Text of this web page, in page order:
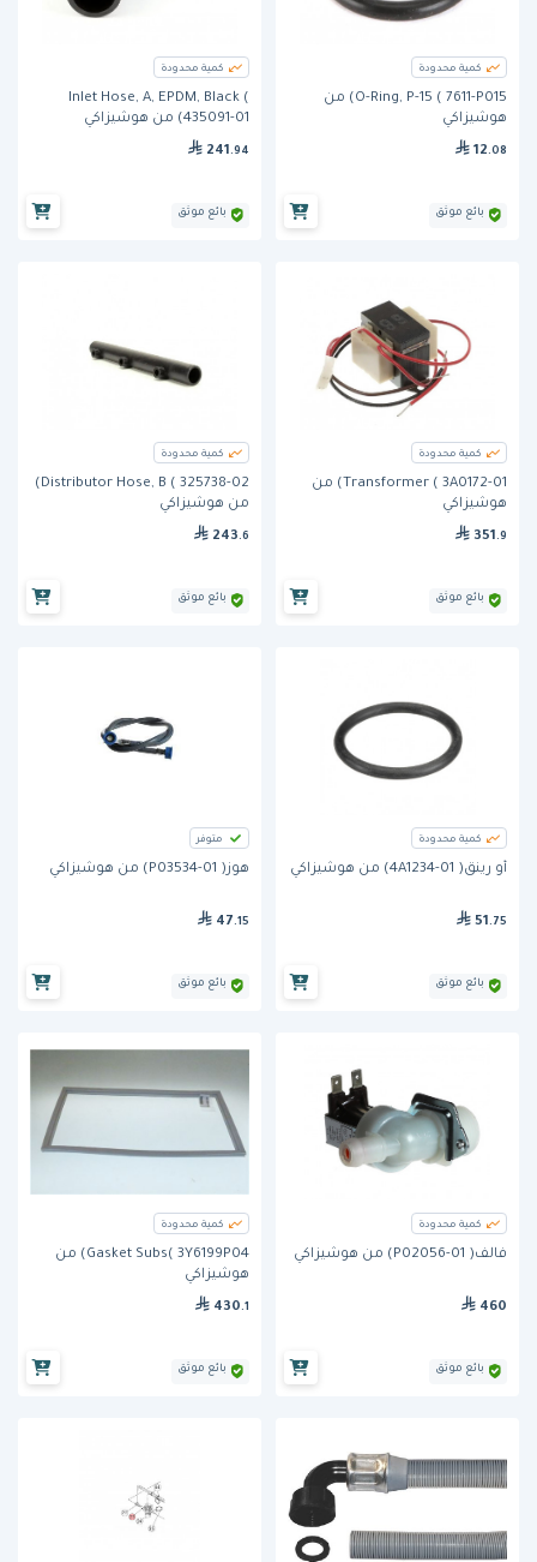
كمية محدودة
O-Ring, P-15 ( 7611-P015) من
هوشيزاكي
12 .08
بائع موثق
كمية محدودة
Inlet Hose, A, EPDM, Black (
435091-01) من هوشيزاكي
241 .94
بائع موثق
كمية محدودة
Transformer ( 3A0172-01) من
هوشيزاكي
351 .9
بائع موثق
كمية محدودة
Distributor Hose, B ( 325738-02)
من هوشيزاكي
243 .6
بائع موثق
كمية محدودة
أو رينق( 4A1234-01) من هوشيزاكي
51 .75
بائع موثق
متوفر
هوز( P03534-01) من هوشيزاكي
47 .15
بائع موثق
كمية محدودة
فالف( P02056-01) من هوشيزاكي
460
بائع موثق
كمية محدودة
Gasket Subs( 3Y6199P04) من
هوشيزاكي
430 .1
بائع موثق